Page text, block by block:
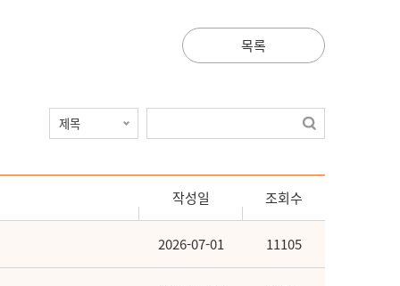
목록
작성일 조회수
2026-07-01 11105